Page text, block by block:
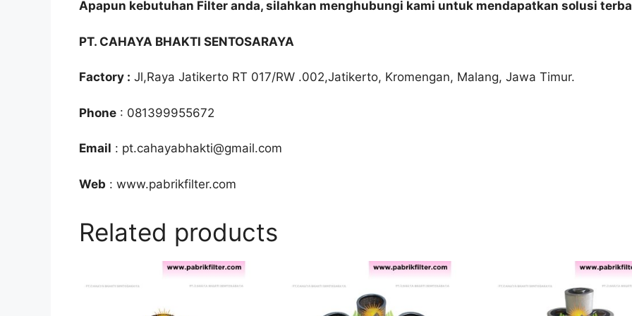
Apapun kebutuhan Filter anda, silahkan menghubungi kami untuk mendapatkan solusi
PT. CAHAYA BHAKTI SENTOSARAYA
Factory : Jl,Raya Jatikerto RT 017/RW .002,Jatikerto, Kromengan, Malang, Jawa Timur.
Phone : 081399955672
Email : pt.cahayabhakti@gmail.com
Web : www.pabrikfilter.com
Related products